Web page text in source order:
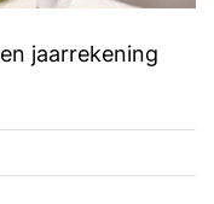
jaarrekening